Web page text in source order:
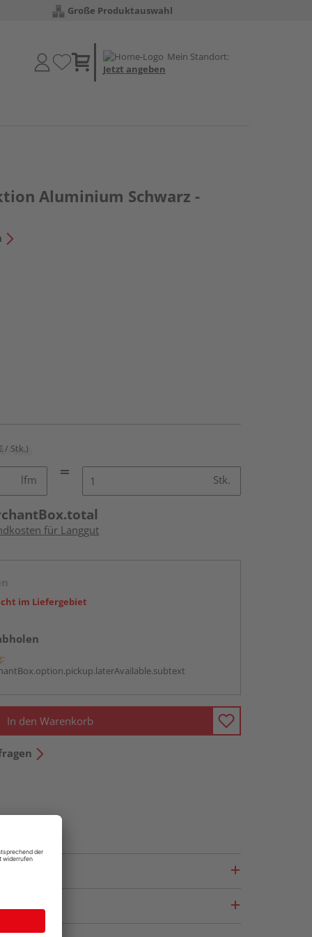
Große Produktauswahl
Mein Standort:
Jetzt angeben
Aluminium Schwarz -
/ Stk.)
lfm Stk.
für Langgut
im Liefergebiet
In den Warenkorb